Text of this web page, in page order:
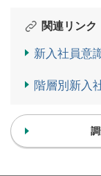
関連リンク
新入社員意
階層別新入